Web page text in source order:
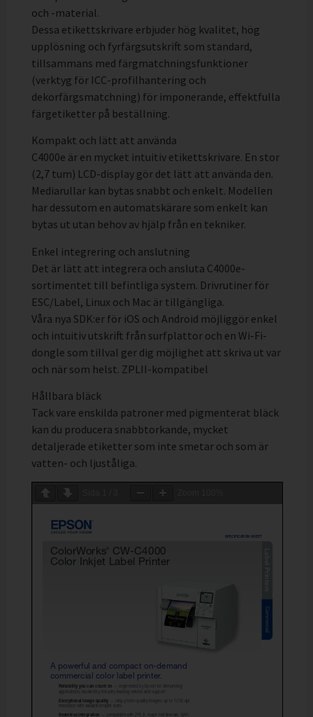
och -material.
Dessa etikettskrivare erbjuder hög kvalitet, hög
upplösning och fyrfärgsutskrift som standard,
tillsammans med färgmatchningsfunktioner
(verktyg för ICC-profilhantering och
dekorfärgsmatchning) för imponerande, effektfulla
färgetiketter på beställning.
Kompakt och lätt att använda
C4000e är en mycket intuitiv etikettskrivare. En stor
(2,7 tum) LCD-display gör det lätt att använda den.
Mediarullar kan bytas snabbt och enkelt. Modellen
har dessutom en automatskärare som enkelt kan
bytas ut utan behov av hjälp från en tekniker.
Enkel integrering och anslutning
Det är lätt att integrera och ansluta C4000e-
sortimentet till befintliga system. Drivrutiner för
ESC/Label, Linux och Mac är tillgängliga.
Våra nya SDK:er för iOS och Android möjliggör enkel
och intuitiv utskrift från surfplattor och en Wi-Fi-
dongle som tillval ger dig möjlighet att skriva ut var
och när som helst. ZPLII-kompatibel
Hållbara bläck
Tack vare enskilda patroner med pigmenterat bläck
kan du producera snabbtorkande, mycket
detaljerade etiketter som inte smetar och som är
vatten- och ljuståliga.